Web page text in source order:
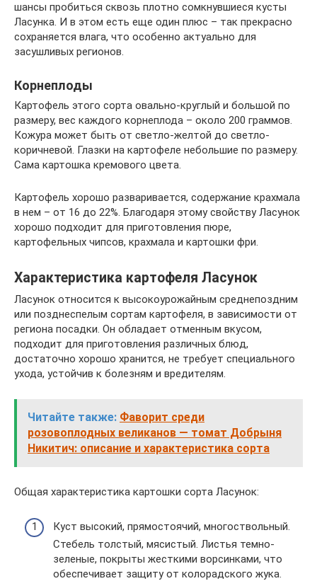
шансы пробиться сквозь плотно сомкнувшиеся кусты
Ласунка. И в этом есть еще один плюс – так прекрасно
сохраняется влага, что особенно актуально для
засушливых регионов.
Корнеплоды
Картофель этого сорта овально-круглый и большой по
размеру, вес каждого корнеплода – около 200 граммов.
Кожура может быть от светло-желтой до светло-
коричневой. Глазки на картофеле небольшие по размеру.
Сама картошка кремового цвета.
Картофель хорошо разваривается, содержание крахмала
в нем – от 16 до 22%. Благодаря этому свойству Ласунок
хорошо подходит для приготовления пюре,
картофельных чипсов, крахмала и картошки фри.
Характеристика картофеля Ласунок
Ласунок относится к высокоурожайным среднепоздним
или позднеспелым сортам картофеля, в зависимости от
региона посадки. Он обладает отменным вкусом,
подходит для приготовления различных блюд,
достаточно хорошо хранится, не требует специального
ухода, устойчив к болезням и вредителям.
Читайте также: Фаворит среди
розовоплодных великанов — томат Добрыня
Никитич: описание и характеристика сорта
Общая характеристика картошки сорта Ласунок:
Куст высокий, прямостоячий, многоствольный.
Стебель толстый, мясистый. Листья темно-
зеленые, покрыты жесткими ворсинками, что
обеспечивает защиту от колорадского жука.